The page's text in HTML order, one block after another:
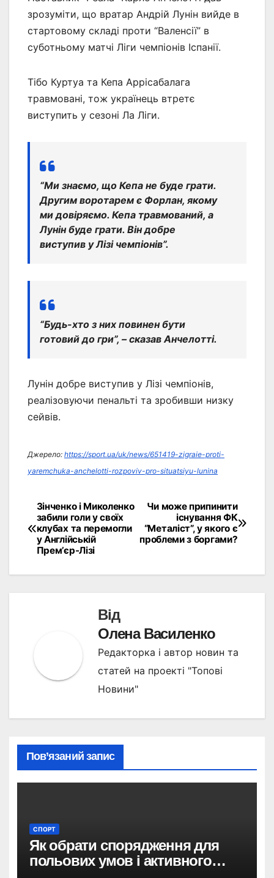
зрозуміти, що вратар Андрій Лунін вийде в
стартовому складі проти “Валенсії” в
суботньому матчі Ліги чемпіонів Іспанії.
Тібо Куртуа та Кепа Аррісабалага
травмовані, тож українець втретє
виступить у сезоні Ла Ліги.
“Ми знаємо, що Кепа не буде грати.
Другим воротарем є Форлан, якому
ми довіряємо. Кепа травмований, а
Лунін буде грати. Він добре
виступив у Лізі чемпіонів”.
“Будь-хто з них повинен бути
готовий до гри”, – сказав Анчелотті.
Лунін добре виступив у Лізі чемпіонів,
реалізовуючи пенальті та зробивши низку
сейвів.
Джерело: https://sport.ua/uk/news/651419-zigraie-proti-
yaremchuka-anchelotti-rozpoviv-pro-situatsiyu-lunina
Навігація
записів
Чи може припинити
існування ФК
“Металіст”, у якого є
проблеми з боргами?
Зінченко і Миколенко
забили голи у своїх
клубах та перемогли
у Англійській
Прем’єр-Лізі
Від
Олена Василенко
Редакторка і автор новин та
статей на проекті "Топові
Новини"
Пов’язаний запис
СПОРТ
Як обрати спорядження для
польових умов і активного